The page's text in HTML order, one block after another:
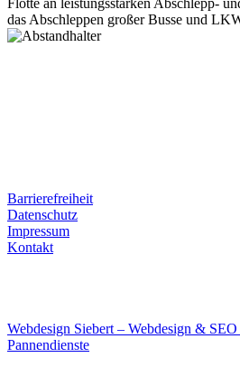
Flotte an leistungsstarken Abschlepp-
das Abschleppen großer Busse und
Barrierefreiheit
Datenschutz
Impressum
Kontakt
Webdesign Siebert – Webdesign &
Pannendienste